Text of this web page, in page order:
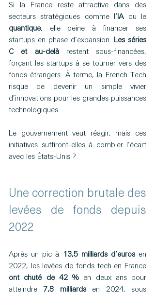
Si la France reste attractive dans des
secteurs stratégiques comme l’IA
quantique, elle peine à financer ses
startups en phase d’expansion. Les séries
C et au-delà restent sous-financées,
forçant les startups à se tourner vers des
fonds étrangers. À terme, la French Tech
risque de devenir un simple vivier
d’innovations pour les grandes puissances
technologiques.
Le gouvernement veut réagir, mais ces
initiatives suffiront-elles à combler l’écart
avec les États-Unis ?
Une correction brutale des
levées de fonds depuis
2022
Après un pic à 13,5 milliards d’euros en
ont chuté de 42 % en deux ans pour
atteindre 7,8 milliards en 2024, sous